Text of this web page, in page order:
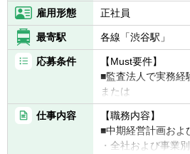
■環境の魅力
わたしたちは社員
く」を楽しんでい
て財務としては会
支え、経営直下の
かりの組織の中で
面白さを味わうこ
スキル/マネジメン
合わせ、社内の状
するプロジェクト
も可能です。
雇用形態 正社員
最寄駅 各線「渋谷駅」
応募条件
【Must要件】
■監査法人で実務経
または
■コンサルティング
FP&A・管理会計
ト経験
仕事内容
【職務内容】
■中期経営計画およ
・全社および事業